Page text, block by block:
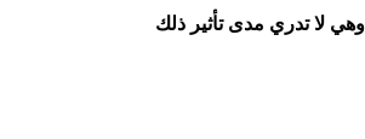
لا تدري مدى تأثير ذلك